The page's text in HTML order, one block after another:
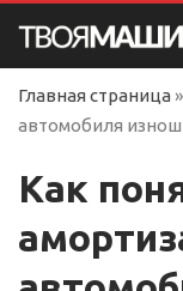
Главная страница »
автомобиля
Как